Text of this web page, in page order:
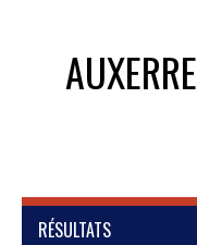
AUXERRE
RÉSULTATS